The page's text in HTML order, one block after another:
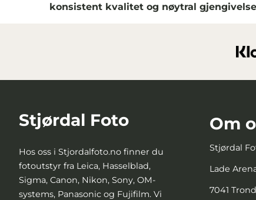
konsistent kvalitet og nøytral gjengivelse
Stjørdal Foto
Hos oss i Stjordalfoto.no finner du
fotoutstyr fra Leica, Hasselblad,
Sigma, Canon, Nikon, Sony, OM-
systems, Panasonic og Fujifilm. Vi
Om
Stjørdal
Lade
7041